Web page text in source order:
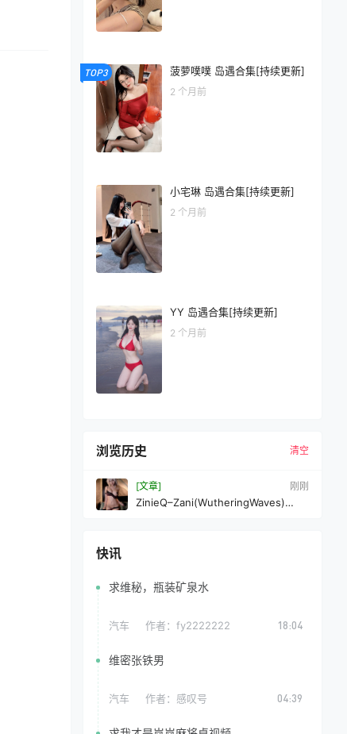
TOP3 菠萝噗噗 岛遇合集[持续更新]
2 个月前
小宅琳 岛遇合集[持续更新]
2 个月前
YY 岛遇合集[持续更新]
2 个月前
浏览历史 清空
[文章] 刚刚
ZinieQ–Zani(WutheringWaves)
快讯
求维秘，瓶装矿泉水
汽车 作者： fy2222222 18:04
维密张铁男
汽车 作者： 感叹号 04:39